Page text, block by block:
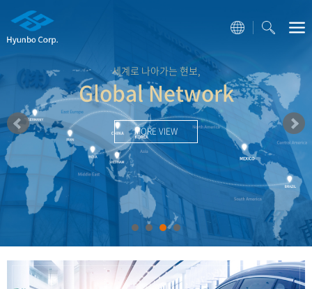
세계로 나아가는 현보,
Global Network
MORE VIEW